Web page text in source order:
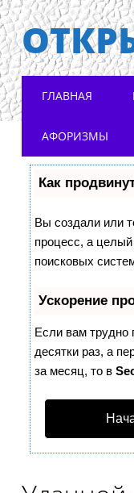
Main
ГЛАВНАЯ
АФОРИЗМЫ
Как
Вы создали или
процесс, а
поисковых
Ускорение
Если вам трудно
десятки раз, а
за месяц, то в